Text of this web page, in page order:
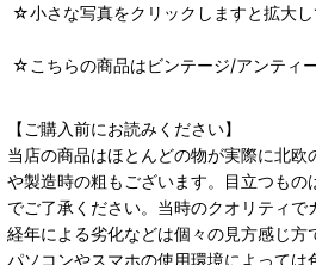
☆小さな写真をクリックしますと拡大し
☆こちらの商品はビンテージ/アンティー
【ご購入前にお読みください】
当店の商品はほとんどの物が実際に北
や製造時の粗もございます。目立つも
でご了承ください。当時のクオリティ
経年による劣化などは個々の見方感じ
パソコンやスマホの使用環境によって